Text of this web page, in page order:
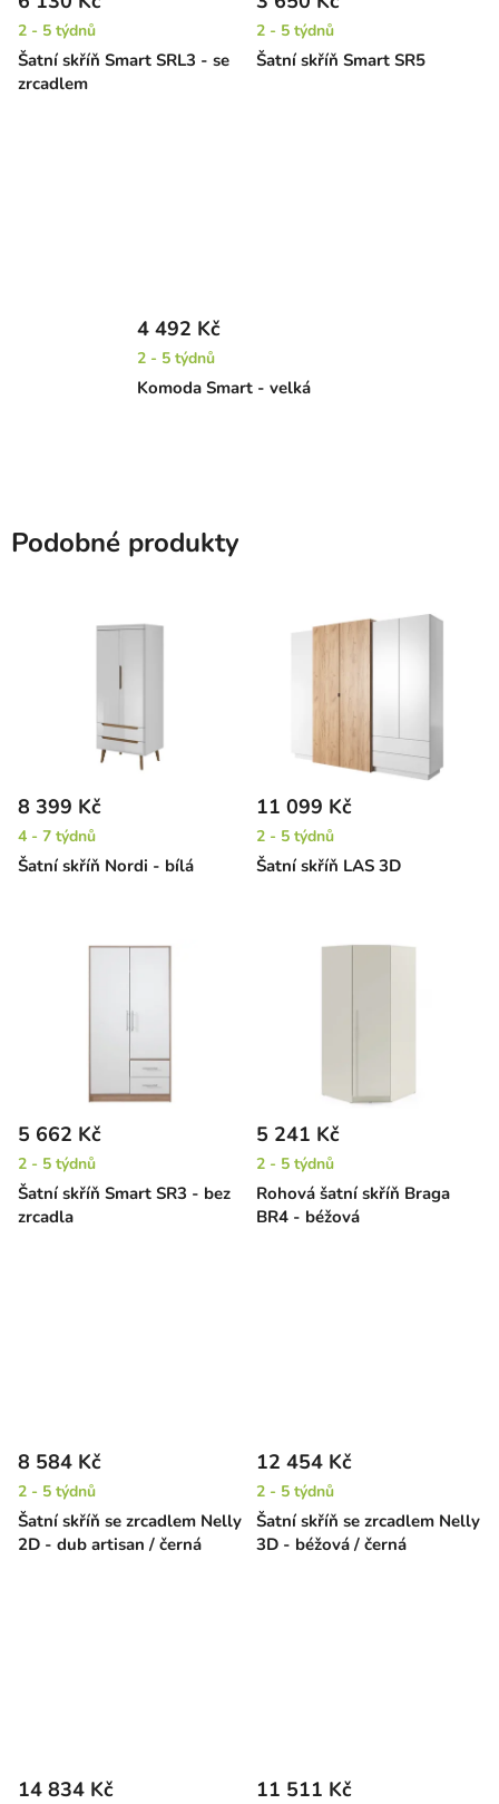
Šatní skříň Smart SRL3 - se
zrcadlem
2 - 5 týdnů
Šatní skříň Smart SR5
2 - 5 týdnů
Komoda Smart - velká
4 492 Kč
2 - 5 týdnů
Podobné produkty
Šatní skříň Nordi - bílá
8 399 Kč
4 - 7 týdnů
Šatní skříň LAS 3D
11 099 Kč
2 - 5 týdnů
Šatní skříň Smart SR3 - bez
zrcadla
5 662 Kč
2 - 5 týdnů
Rohová šatní skříň Braga
BR4 - béžová
5 241 Kč
2 - 5 týdnů
Šatní skříň se zrcadlem Nelly
2D - dub artisan / černá
8 584 Kč
2 - 5 týdnů
Šatní skříň se zrcadlem Nelly
3D - béžová / černá
12 454 Kč
2 - 5 týdnů
14 834 Kč 11 511 Kč